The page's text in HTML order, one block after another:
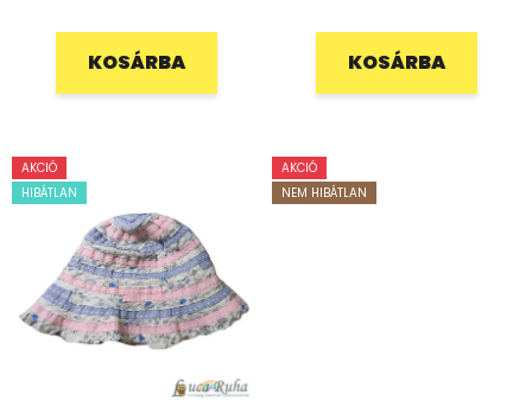
KOSÁRBA KOSÁRBA
AKCIÓ
HIBÁTLAN
AKCIÓ
NEM HIBÁTLAN